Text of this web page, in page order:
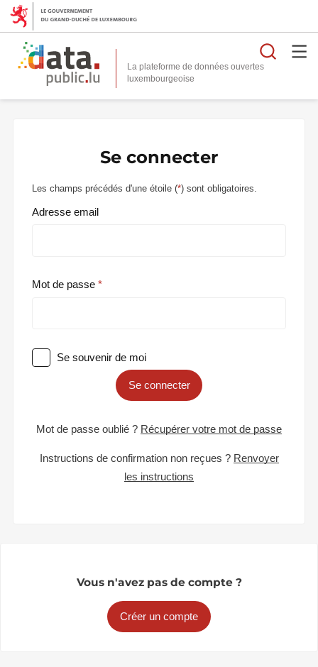
La plateforme de données ouvertes
Se connecter
Les champs précédés d'une étoile (*) sont obligatoires.
Adresse email
Mot de passe
Se souvenir de moi
Se connecter
Mot de passe oublié ? Récupérer votre mot de passe
Instructions de confirmation non reçues ? Renvoyer
les instructions
Vous n'avez pas de compte ?
Créer un compte